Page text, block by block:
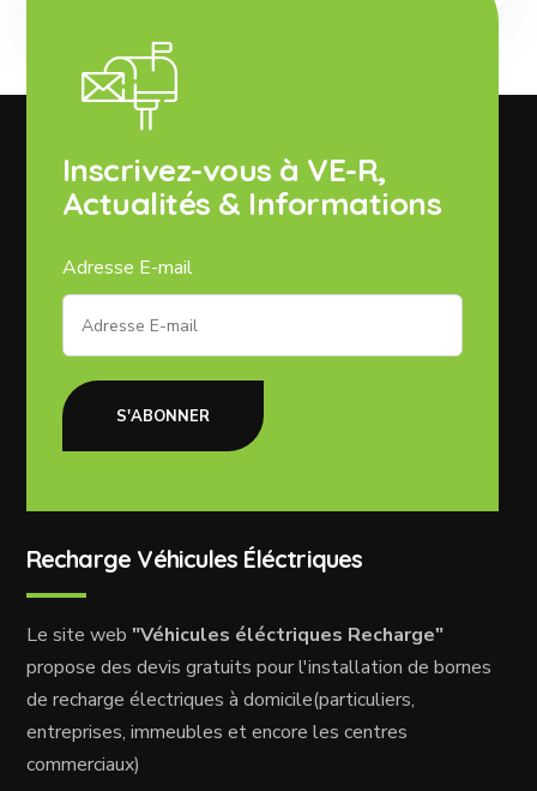
Inscrivez-vous à VE-R,
Actualités & Informations
Adresse E-mail
S'ABONNER
Recharge Véhicules Éléctriques
Le site web "Véhicules éléctriques Recharge"
propose des devis gratuits pour l'installation de bornes
de recharge électriques à domicile(particuliers,
entreprises, immeubles et encore les centres
commerciaux)